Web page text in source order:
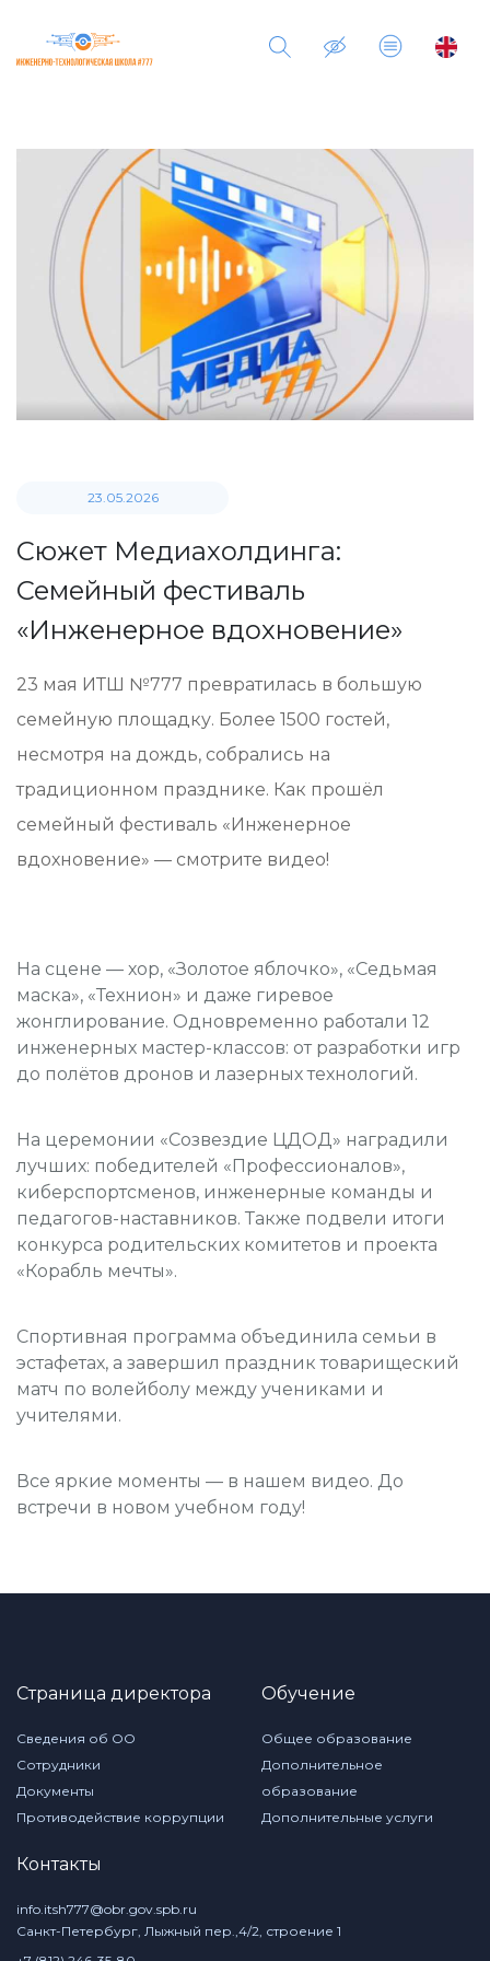
23.05.2026
Сюжет Медиахолдинга:
Семейный фестиваль
«Инженерное вдохновение»
23 мая ИТШ №777 превратилась в большую
семейную площадку. Более 1500 гостей,
несмотря на дождь, собрались на
традиционном празднике. Как прошёл
семейный фестиваль «Инженерное
вдохновение» — смотрите видео!
На сцене — хор, «Золотое яблочко», «Седьмая
маска», «Технион» и даже гиревое
жонглирование. Одновременно работали 12
инженерных мастер-классов: от разработки игр
до полётов дронов и лазерных технологий.
На церемонии «Созвездие ЦДОД» наградили
лучших: победителей «Профессионалов»,
киберспортсменов, инженерные команды и
педагогов-наставников. Также подвели итоги
конкурса родительских комитетов и проекта
«Корабль мечты».
Спортивная программа объединила семьи в
эстафетах, а завершил праздник товарищеский
матч по волейболу между учениками и
учителями.
Все яркие моменты — в нашем видео. До
встречи в новом учебном году!
Страница директора
Сведения об ОО
Сотрудники
Документы
Противодействие коррупции
Обучение
Общее образование
Дополнительное
образование
Дополнительные услуги
Контакты
info.itsh777@obr.gov.spb.ru
Санкт-Петербург, Лыжный пер.,4/2, строение 1